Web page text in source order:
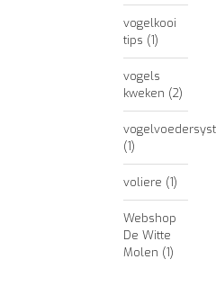
vogelkooi
tips (1)
vogels
kweken (2)
(1)
voliere (1)
Webshop
De Witte
Molen (1)